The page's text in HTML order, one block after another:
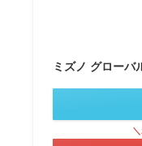
ミズノ グローバ